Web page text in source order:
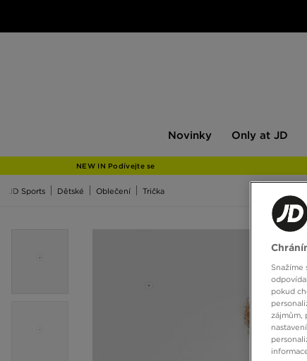
Novinky
JD
Only at JD
NEW IN Podívejte se
JD Sports Dětské Oblečení Trička
Snažíme
pokud
zájmům,